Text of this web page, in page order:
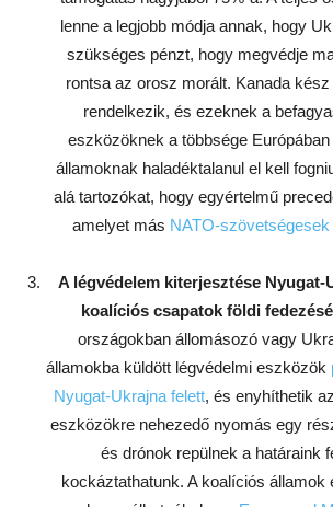
lenne a legjobb módja annak, hogy
szükséges pénzt, hogy megvédje
rontsa az orosz morált. Kanada
rendelkezik, és ezeknek a
eszközöknek a többsége
államoknak haladéktalanul el kell
alá tartozókat, hogy egyértelmű
amelyet más NATO-szövetségesek
A légvédelem kiterjesztése Nyugat-
koalíciós csapatok földi
országokban állomásozó vagy
államokba küldött légvédelmi eszközök
Nyugat-Ukrajna felett, és enyhíthetik
eszközökre nehezedő nyomás egy
és drónok repülnek a határaink
kockáztathatunk. A koalíciós államok